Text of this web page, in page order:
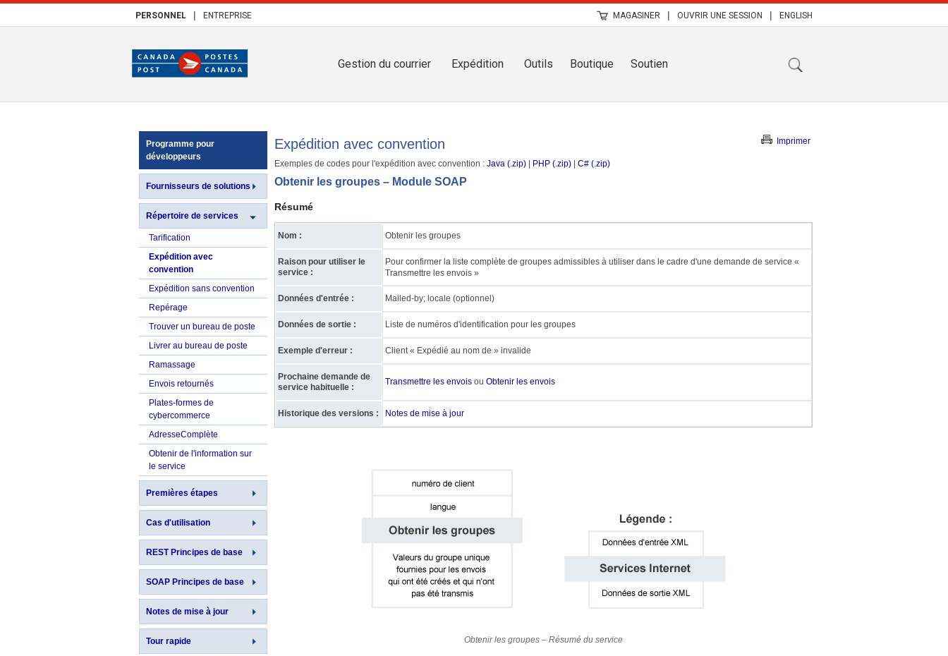
PERSONNEL | ENTREPRISE MAGASINER | OUVRIR UNE SESSION | ENGLISH
Gestion du courrier Expédition Outils Boutique Soutien
Programme pour
développeurs
Fournisseurs de solutions
Répertoire de services
Tarification
Expédition avec
convention
Expédition sans convention
Repérage
Trouver un bureau de poste
Livrer au bureau de poste
Ramassage
Envois retournés
Plates-formes de
cybercommerce
AdresseComplète
Obtenir de l'information sur
le service
Premières étapes
Cas d'utilisation
REST Principes de base
SOAP Principes de base
Notes de mise à jour
Tour rapide
Imprimer
Expédition avec convention
Exemples de codes pour l'expédition avec convention : Java (.zip) PHP (.zip) C# (.zip)
Obtenir les groupes – Module SOAP
Résumé
Nom : Obtenir les groupes
Raison pour utiliser le
service :
Pour confirmer la liste complète de groupes admissibles à utiliser dans le cadre d'une demande de service «
Transmettre les envois »
Données d'entrée : Mailed-by; locale (optionnel)
Données de sortie : Liste de numéros d'identification pour les groupes
Exemple d'erreur : Client « Expédié au nom de » invalide
Prochaine demande de
service habituelle :
Transmettre les envois ou Obtenir les envois
Historique des versions : Notes de mise à jour
Obtenir les groupes – Résumé du service